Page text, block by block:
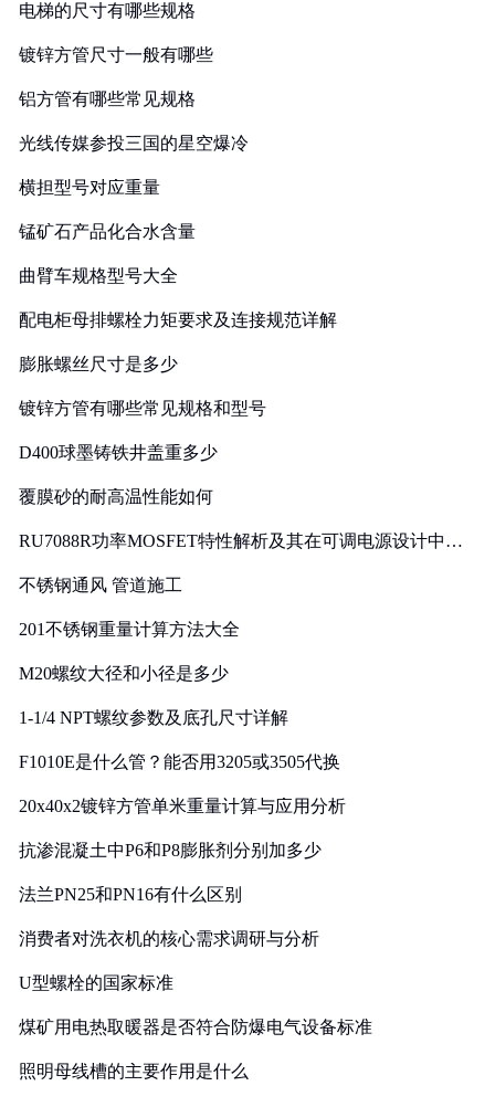
电梯的尺寸有哪些规格
镀锌方管尺寸一般有哪些
铝方管有哪些常见规格
光线传媒参投三国的星空爆冷
横担型号对应重量
锰矿石产品化合水含量
曲臂车规格型号大全
配电柜母排螺栓力矩要求及连接规范详解
膨胀螺丝尺寸是多少
镀锌方管有哪些常见规格和型号
D400球墨铸铁井盖重多少
覆膜砂的耐高温性能如何
RU7088R功率MOSFET特性解析及其在可调电源设计中的
不锈钢通风 管道施工
201不锈钢重量计算方法大全
M20螺纹大径和小径是多少
1-1/4 NPT螺纹参数及底孔尺寸详解
F1010E是什么管？能否用3205或3505代换
20x40x2镀锌方管单米重量计算与应用分析
抗渗混凝土中P6和P8膨胀剂分别加多少
法兰PN25和PN16有什么区别
消费者对洗衣机的核心需求调研与分析
U型螺栓的国家标准
煤矿用电热取暖器是否符合防爆电气设备标准
照明母线槽的主要作用是什么